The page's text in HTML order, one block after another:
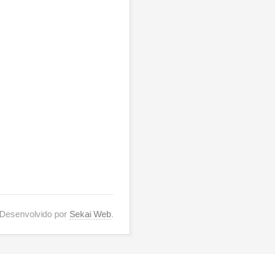
Desenvolvido porSekai Web.